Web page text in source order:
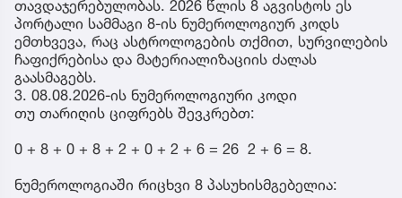
თავდაჯერებულობას. 2026 წლის 8 აგვისტოს ეს
პორტალი სამმაგი 8-ის ნუმეროლოგიურ კოდს
ემთხვევა, რაც ასტროლოგების თქმით, სურვილების
ჩაფიქრებისა და მატერიალიზაციის ძალას
გაასმაგებს.
3. 08.08.2026-ის ნუმეროლოგიური კოდი
თუ თარიღის ციფრებს შევკრებთ:
0 + 8 + 0 + 8 + 2 + 0 + 2 + 6 = 26 2 + 6 = 8.
ნუმეროლოგიაში რიცხვი 8 პასუხისმგებელია: